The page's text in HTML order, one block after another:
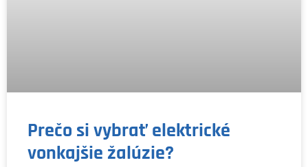
Prečo si vybrať elektrické
vonkajšie žalúzie?